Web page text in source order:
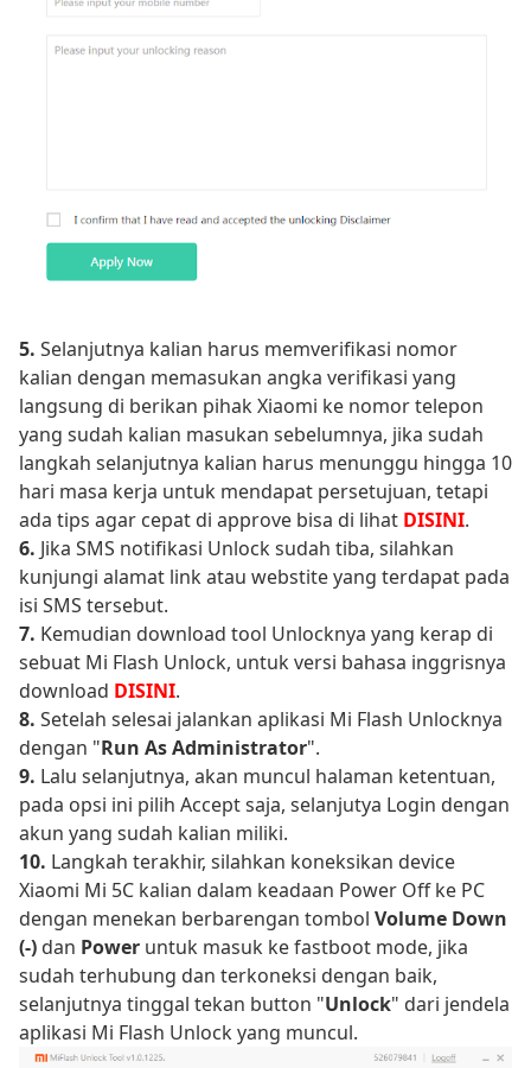
5. Selanjutnya kalian harus memverifikasi nomor
kalian dengan memasukan angka verifikasi yang
langsung di berikan pihak Xiaomi ke nomor telepon
yang sudah kalian masukan sebelumnya, jika sudah
langkah selanjutnya kalian harus menunggu hingga 10
hari masa kerja untuk mendapat persetujuan, tetapi
ada tips agar cepat di approve bisa di lihat DISINI.
6. Jika SMS notifikasi Unlock sudah tiba, silahkan
kunjungi alamat link atau webstite yang terdapat pada
isi SMS tersebut.
7. Kemudian download tool Unlocknya yang kerap di
sebuat Mi Flash Unlock, untuk versi bahasa inggrisnya
download DISINI.
8. Setelah selesai jalankan aplikasi Mi Flash Unlocknya
dengan "Run As Administrator".
9. Lalu selanjutnya, akan muncul halaman ketentuan,
pada opsi ini pilih Accept saja, selanjutya Login dengan
akun yang sudah kalian miliki.
10. Langkah terakhir, silahkan koneksikan device
Xiaomi Mi 5C kalian dalam keadaan Power Off ke PC
dengan menekan berbarengan tombol Volume Down
(-) dan Power untuk masuk ke fastboot mode, jika
sudah terhubung dan terkoneksi dengan baik,
selanjutnya tinggal tekan button "Unlock" dari jendela
aplikasi Mi Flash Unlock yang muncul.